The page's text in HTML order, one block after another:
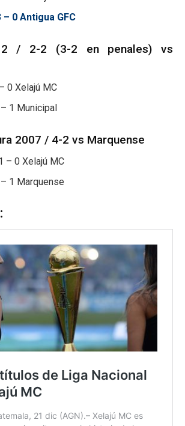
– 0 Antigua GFC
/ 2-2 (3-2 en penales) vs
0 Xelajú MC
1 Municipal
2007 / 4-2 vs Marquense
– 0 Xelajú MC
1 Marquense